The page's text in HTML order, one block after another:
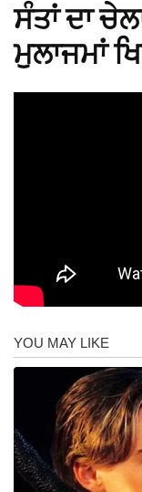
ਸੰਤਾਂ ਦਾ
ਮੁਲਾਜਮਾਂ